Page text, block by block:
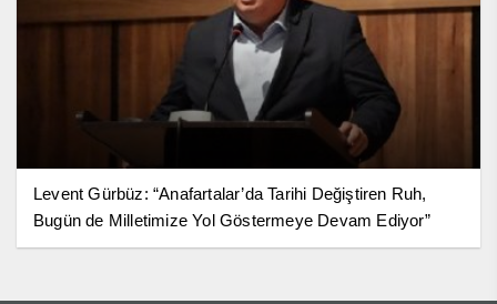
Levent Gürbüz: “Anafartalar’da Tarihi Değiştiren Ruh,
Bugün de Milletimize Yol Göstermeye Devam Ediyor”